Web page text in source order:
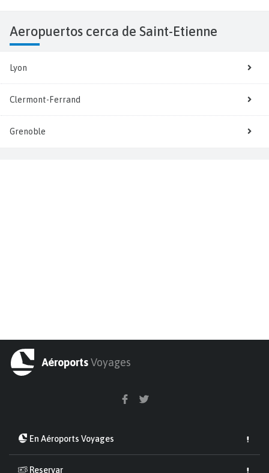
Aeropuertos cerca de Saint-Etienne
Lyon
Clermont-Ferrand
Grenoble
AéroportsVoyages
En Aéroports Voyages
Reservar